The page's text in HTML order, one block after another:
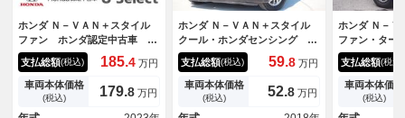
ホンダ Ｎ－ＶＡＮ＋スタイル
ファン ホンダ認定中古車 ワ
ンオーナー ６ＭＴ ４ＷＤ
純正メモリーナビ バックカメ
ラ フルセグ ＣＤ ＤＶＤ
ミュージックサーバー Ｂｌｕ
ｅｔｏｏｔｈ接続 ミュージッ
支払総額(税込) 185.4 万円
車両本体価格
(税込) 179.8 万円
ホンダ Ｎ－ＶＡＮ＋スタイル
クール・ホンダセンシング １
年保証 車検整備付き ナビ
テレビ Ｂｌｕｅｔｏｏｔｈ音
楽 バックカメラ ＦＦ ＥＴ
Ｃ プッシュスタート ＥＴＣ
支払総額(税込) 59.8 万円
車両本体価格
(税込) 52.8 万円
ホンダ Ｎ－Ｖ
ファン・ター
グ 車検Ｒ９
証 ホンダセ
ュスタート
ＴＣ ピラー
ドライト ナ
支払総額(税込)
車両本体価格
(税込)